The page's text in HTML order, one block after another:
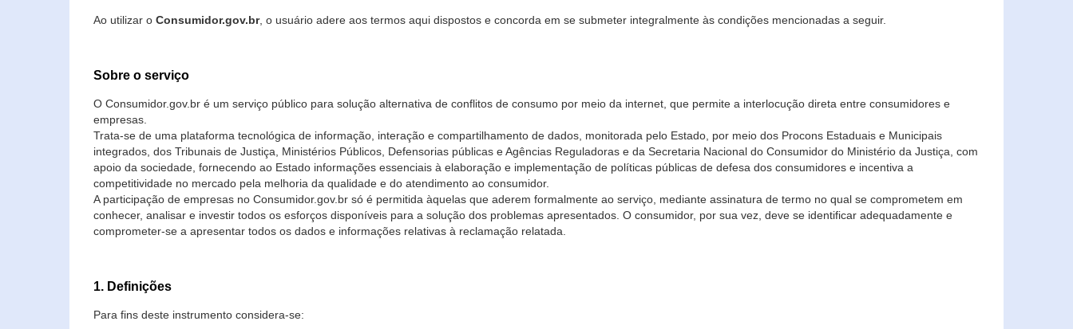
Ao utilizar o Consumidor.gov.br, o usuário adere aos termos aqui dispostos e concorda em se submeter integralmente às condições mencionadas a seguir.
Sobre o serviço
O Consumidor.gov.br é um serviço público para solução alternativa de conflitos de consumo por meio da internet, que permite a interlocução direta entre consumidores e
empresas.
Trata-se de uma plataforma tecnológica de informação, interação e compartilhamento de dados, monitorada pelo Estado, por meio dos Procons Estaduais e Municipais
integrados, dos Tribunais de Justiça, Ministérios Públicos, Defensorias públicas e Agências Reguladoras e da Secretaria Nacional do Consumidor do Ministério da Justiça, com
apoio da sociedade, fornecendo ao Estado informações essenciais à elaboração e implementação de políticas públicas de defesa dos consumidores e incentiva a
competitividade no mercado pela melhoria da qualidade e do atendimento ao consumidor.
A participação de empresas no Consumidor.gov.br só é permitida àquelas que aderem formalmente ao serviço, mediante assinatura de termo no qual se comprometem em
conhecer, analisar e investir todos os esforços disponíveis para a solução dos problemas apresentados. O consumidor, por sua vez, deve se identificar adequadamente e
comprometer-se a apresentar todos os dados e informações relativas à reclamação relatada.
1. Definições
Para fins deste instrumento considera-se: